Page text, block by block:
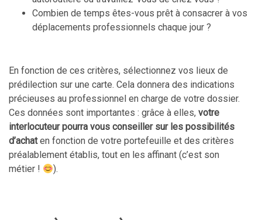
Combien de temps êtes-vous prêt à consacrer à vos
déplacements professionnels chaque jour ?
En fonction de ces critères, sélectionnez vos lieux de
prédilection sur une carte. Cela donnera des indications
précieuses au professionnel en charge de votre dossier.
Ces données sont importantes : grâce à elles, votre
interlocuteur pourra vous conseiller sur les possibilités
d’achaten fonction de votre portefeuille et des critères
préalablement établis, tout en les affinant (c’est son
métier !
).